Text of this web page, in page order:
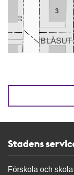
Stadens
Förskola och skola